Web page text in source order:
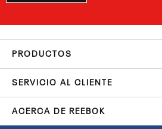
PRODUCTOS
SERVICIO AL CLIENTE
ACERCA DE REEBOK